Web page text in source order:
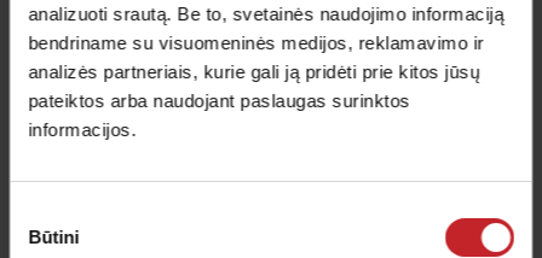
analizuoti srautą. Be to, svetainės naudojimo informaciją
bendriname su visuomeninės medijos, reklamavimo ir
analizės partneriais, kurie gali ją pridėti prie kitos jūsų
pateiktos arba naudojant paslaugas surinktos
informacijos.
pasirinkimas
Būtini